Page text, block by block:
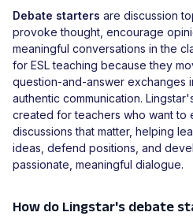
Debate starters are discussion
provoke thought, encourage
meaningful conversations in the
for ESL teaching because they
question-and-answer exchanges
authentic communication.
created for teachers who want to
discussions that matter, helping
ideas, defend positions, and
passionate, meaningful dialogue.
How do Lingstar's debate